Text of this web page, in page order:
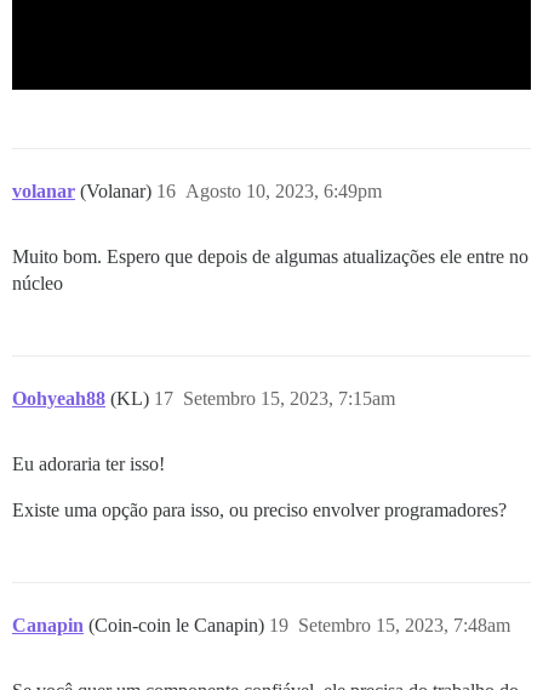
volanar (Volanar) Agosto 10, 2023, 6:49pm
16
Muito bom. Espero que depois de algumas atualizações ele entre no
núcleo
Oohyeah88 (KL) Setembro 15, 2023, 7:15am
17
Eu adoraria ter isso!
Existe uma opção para isso, ou preciso envolver programadores?
Canapin (Coin-coin le Canapin) Setembro 15, 2023, 7:48am
19